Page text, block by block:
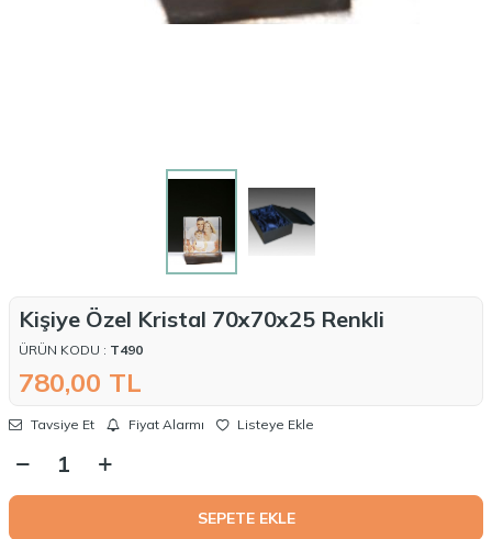
Kişiye Özel Kristal 70x70x25 Renkli
ÜRÜN KODU : T490
780,00 TL
Tavsiye Et Fiyat Alarmı Listeye Ekle
SEPETE EKLE